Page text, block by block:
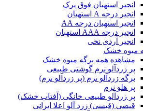
انجیر استهبان فوق پرک
انجیر درجه A استهبان
انجیر استهبان درجه AA
انجیر درجه AAA استهبان
انجیر آردی نخی
میوه خشک
مشاهده همه برگه میوه خشک
پر زردآلو نرم گوشتی طبیعی
برگه زردآلو نرم (پر زردآلو نرم)
پر هلو نرم
پر زردآلو طبیعی خانگی (آفتاب خشک)
قیصی (قیسی) زرد آلو اعلا ایرانی